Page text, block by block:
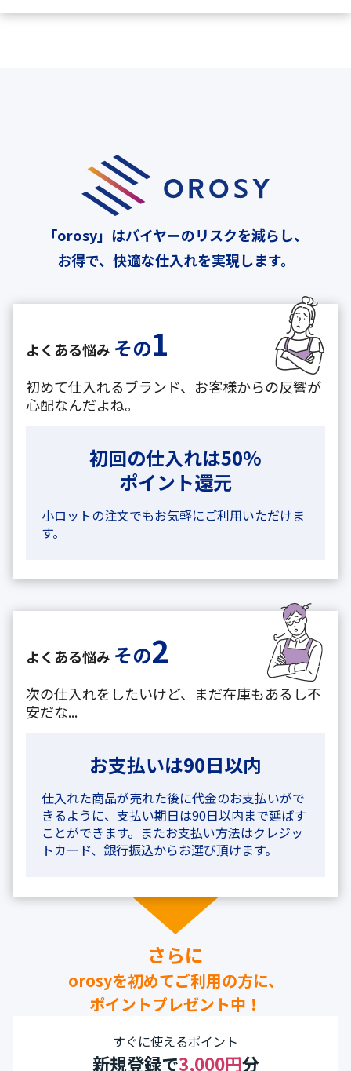
「orosy」はバイヤーのリスクを減らし、
お得で、快適な仕入れを実現します。
よくある悩み その1
初めて仕入れるブランド、お客様からの反響が
心配なんだよね。
初回の仕入れは50%
ポイント還元
小ロットの注文でもお気軽にご利用いただけま
す。
よくある悩み その2
次の仕入れをしたいけど、まだ在庫もあるし不
安だな...
お支払いは90日以内
仕入れた商品が売れた後に代金のお支払いがで
きるように、支払い期日は90日以内まで延ばす
ことができます。またお支払い方法はクレジッ
トカード、銀行振込からお選び頂けます。
さらに
orosyを初めてご利用の方に、
ポイントプレゼント中！
すぐに使えるポイント
新規登録で3,000円分